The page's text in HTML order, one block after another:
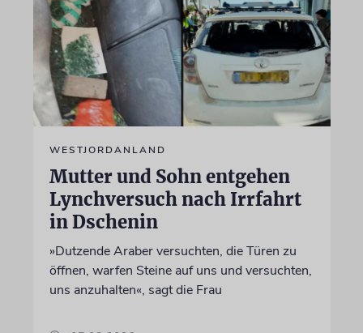
WESTJORDANLAND
Mutter und Sohn entgehen
Lynchversuch nach Irrfahrt
in Dschenin
»Dutzende Araber versuchten, die Türen zu
öffnen, warfen Steine auf uns und versuchten,
uns anzuhalten«, sagt die Frau